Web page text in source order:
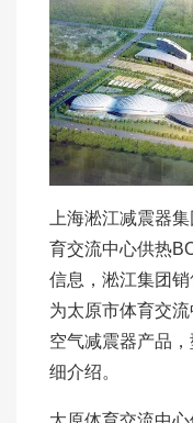
上海淞江减震器
育交流中心供热
信息，淞江集团
为太原市体育交
空气减震器产品
细介绍。